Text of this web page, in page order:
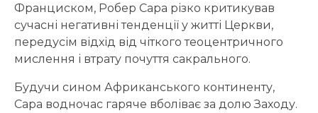
Франциском, Робер Сара різко критикував
сучасні негативні тенденції у житті Церкви,
передусім відхід від чіткого теоцентричного
мислення і втрату почуття сакрального.
Будучи сином Африканського континенту,
Сара водночас гаряче вболіває за долю Заходу.